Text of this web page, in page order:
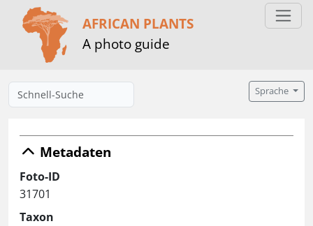
AFRICAN PLANTS
A photo guide
Sprache
Metadaten
Foto-ID
31701
Taxon